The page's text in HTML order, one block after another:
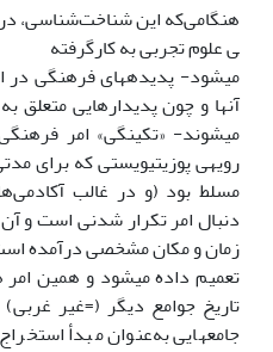
ی علوم تجربی به کارگرفته
می­شود- پدیده­های فرهنگی در
آن­ها و چون پدیدارهایی متعلق
می­شوند- «تکینگی» امر
رویه­ی پوزیتیویستی که برای
مسلط بود (و در غالب
دنبال امر تکرار شدنی است و
زمان و مکان مشخصی درآمده
تعمیم داده می­شود و همین
تاریخ جوامع دیگر (=غیر غربی)
جامعه­ایی به‌عنوان مبدأ